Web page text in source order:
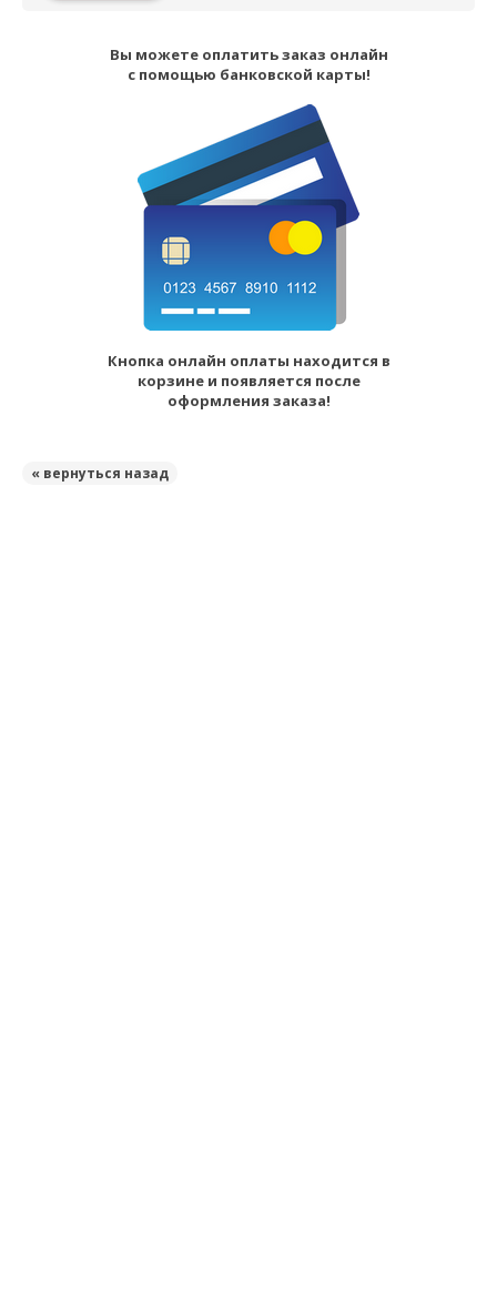
Вы можете оплатить заказ онлайн
с помощью банковской карты!
Кнопка онлайн оплаты находится в
корзине и появляется после
оформления заказа!
« вернуться назад